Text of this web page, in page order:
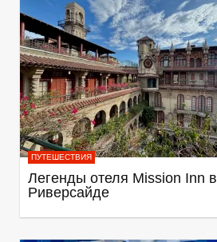
ПУТЕШЕСТВИЯ
Легенды отеля Mission Inn в
Риверсайде